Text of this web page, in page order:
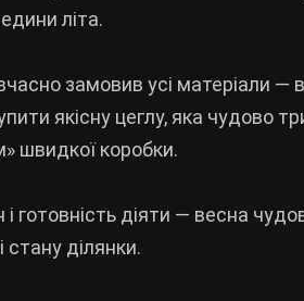
літа.
замовив усі матеріали —
якісну цеглу, яка чудово
швидкої коробки.
готовність діяти — весна
стану ділянки.